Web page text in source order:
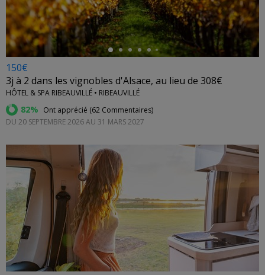
150€
3j à 2 dans les vignobles d'Alsace, au lieu de 308€
HÔTEL & SPA RIBEAUVILLÉ • RIBEAUVILLÉ
82% Ont apprécié (62 Commentaires)
DU 20 SEPTEMBRE 2026 AU 31 MARS 2027